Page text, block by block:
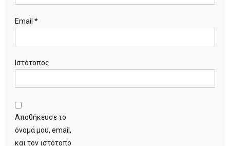
Email *
Ιστότοπος
Αποθήκευσε το
όνομά μου, email,
και τον ιστότοπο